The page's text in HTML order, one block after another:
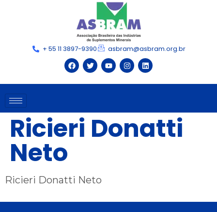
+ 55 11 3897-9390 asbram@asbram.org.br
Ricieri Donatti
Neto
Ricieri Donatti Neto